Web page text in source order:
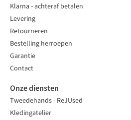
Klarna - achteraf betalen
Levering
Retourneren
Bestelling herroepen
Garantie
Contact
Onze diensten
Tweedehands - ReJUsed
Kledingatelier